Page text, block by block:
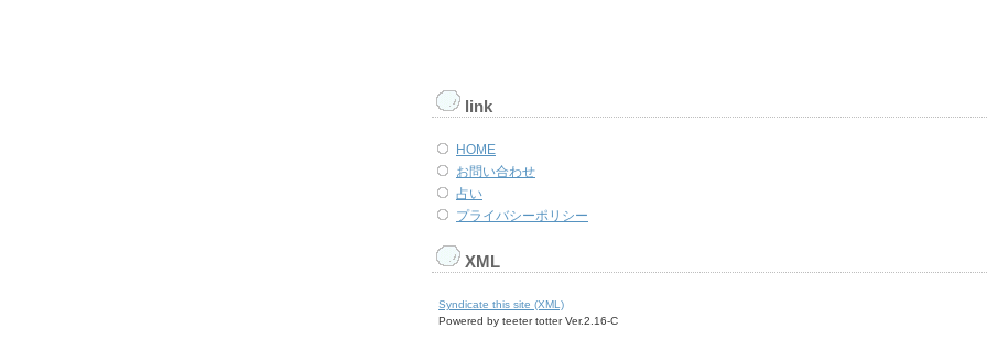
link
HOME
お問い合わせ
占い
プライバシーポリシー
XML
Syndicate this site (XML)
Powered by teeter totter Ver.2.16-C